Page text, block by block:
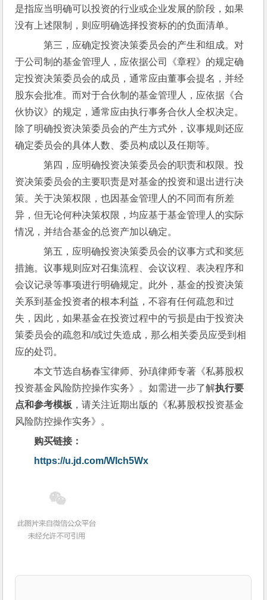
是指应当明确可以投资的行业或企业发展的阶段，如果
没有上述限制，则应明确选择投资标的的负面清单。
第三，应确定投资决策委员会的产生和组成。对
于公司制的基金管理人，应依据公司《章程》的规定确
定投资决策委员会的成员，通常应由董事会提名，并经
股东会批准。而对于合伙制的基金管理人，应依据《合
伙协议》的规定，通常应由执行事务合伙人全权决定。
除了明确投资决策委员会的产生方式外，议事规则还应
确定委员会的具体人数、委员构成以及任期等。
第四，应明确投资决策委员会的职责和权限。投
资决策委员会的主要职责是对基金的投资和退出进行决
策。关于决策权限，也因基金管理人的不同而有所差
异，但无论何种决策权限，均应基于基金管理人的实际
情况，并结合基金的总资产加以确定。
第五，应明确投资决策委员会的议事方式和奖惩
措施。议事规则应对召集流程、会议议程、表决程序和
会议记录等事项进行明确规定。此外，基金的投资决策
关系到基金投资者的根本利益，不容有任何疏忽和过
失，因此，如果基金在投资过程中的亏损是由于投资决
策委员会的疏忽和/或过失造成，那么相关委员应受到相
应的处罚。
本文节选自杨春宝律师、孙瑱律师专著《私募股权
投资基金风险防控操作实务》。如需进一步了解执行要
点和参考模板 ，请关注近期出版的《私募股权投资基金
风险防控操作实务》。
购买链接：
https://u.jd.com/WIch5Wx